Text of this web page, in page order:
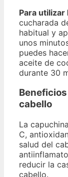
Para utilizar
cucharada
habitual y
unos
puedes
aceite de
durante 30
cabello
La
C,
salud del
reducir la
cabello.